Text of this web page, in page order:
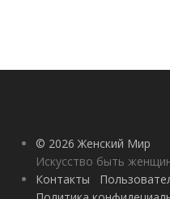
© 2026 Женский Мир
Искусство быть
Контакты